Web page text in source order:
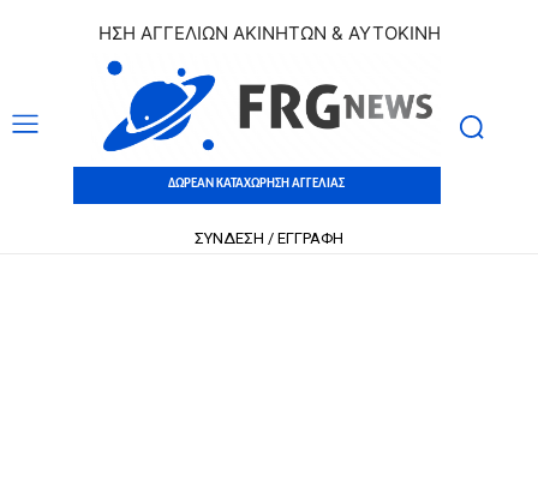
ΑΓΓΕΛΙΩΝ ΑΚΙΝΗΤΩΝ & ΑΥΤΟΚΙΝΗΤΩΝ |
ΔΩΡΕΑΝ ΚΑΤΑΧΩΡΗΣΗ ΑΓΓΕΛΙΑΣ
ΣΥΝΔΕΣΗ / ΕΓΓΡΑΦΗ